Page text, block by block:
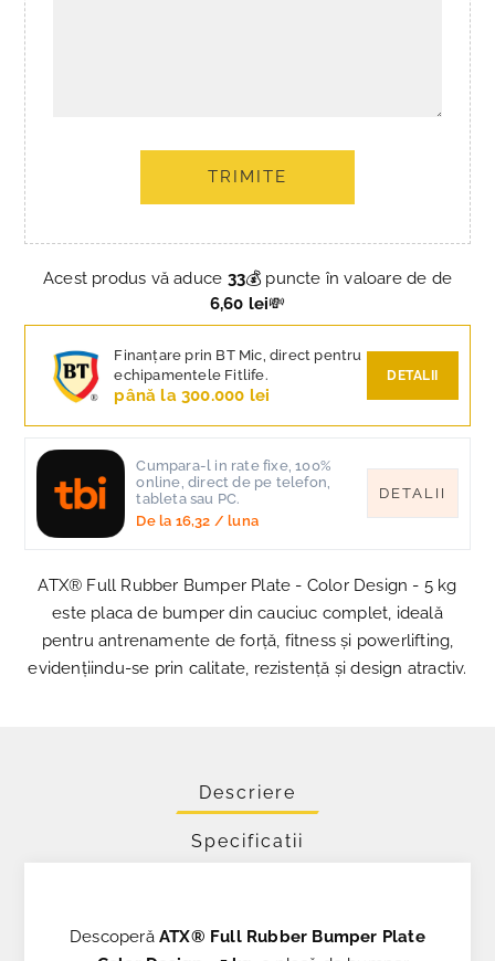
TRIMITE
Acest produs vă aduce 33💰 puncte în valoare de de
6,60 lei💸
Finanțare prin BT Mic, direct pentru
echipamentele Fitlife.
până la 300.000 lei
DETALII
Cumpara-l in rate fixe, 100%
online, direct de pe telefon,
tableta sau PC.
De la 16,32 / luna
DETALII
ATX® Full Rubber Bumper Plate - Color Design - 5 kg
este placa de bumper din cauciuc complet, ideală
pentru antrenamente de forță, fitness și powerlifting,
evidențiindu-se prin calitate, rezistență și design atractiv.
Descriere
Specificatii
DescoperăATX® Full Rubber Bumper Plate